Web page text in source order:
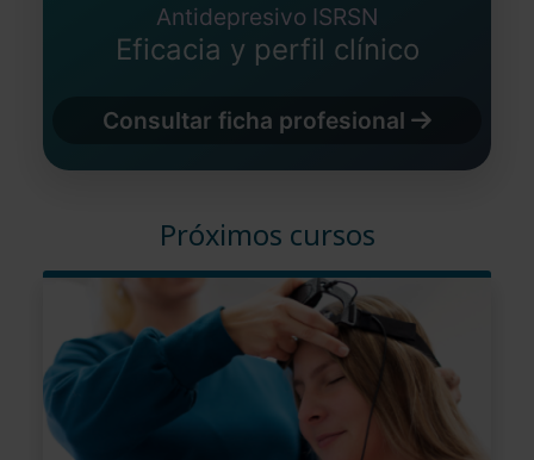
Antidepresivo ISRSN
Eficacia y perfil clínico
Consultar ficha profesional
Próximos cursos